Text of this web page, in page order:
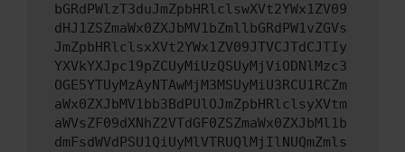
bGRdPWlzT3duJmZpbHRlclswXVt2YWx1ZV09
dHJ1ZSZmaWx0ZXJbMV1bZmllbGRdPW1vZGVs
JmZpbHRlclsxXVt2YWx1ZV09JTVCJTdCJTIy
YXVkYXJpc19pZCUyMiUzQSUyMjViODNlMzc3
OGE5YTUyMzAyNTAwMjM3MSUyMiU3RCU1RCZm
aWx0ZXJbMV1bb3BdPUlOJmZpbHRlclsyXVtm
aWVsZF09dXNhZ2VTdGF0ZSZmaWx0ZXJbMl1b
dmFsdWVdPSU1QiUyMlVTRUQlMjIlNUQmZmls